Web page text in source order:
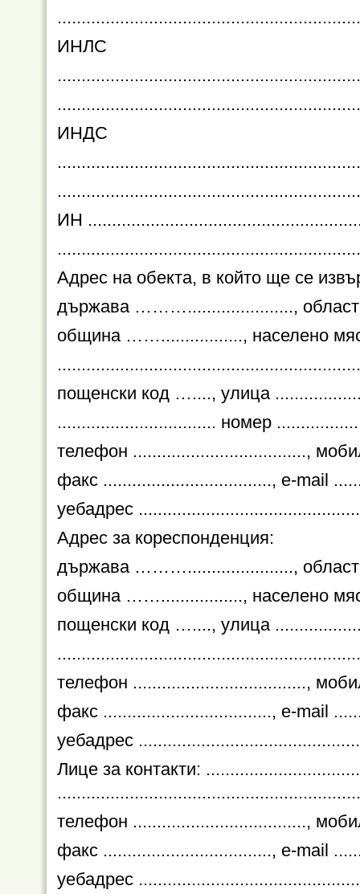
ИНЛС
ИНДС
ИН
Адрес на обекта, в който ще се
държава ………......................, област
община ……................., населено
пощенски код …...., улица
................................. номер
телефон ....................................,
факс ..................................., е-mail
уебадрес
Адрес за кореспонденция:
държава ………......................, област
община ……................., населено
пощенски код …...., улица
телефон ....................................,
факс ..................................., е-mail
уебадрес
Лице за контакти:
телефон ....................................,
факс ..................................., е-mail
уебадрес